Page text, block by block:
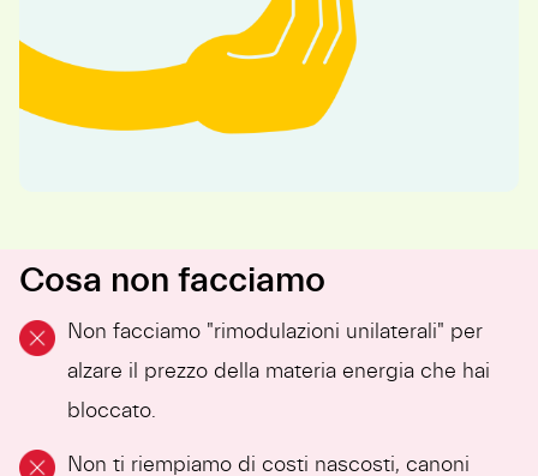
Cosa non facciamo
Non facciamo "rimodulazioni unilaterali" per
alzare il prezzo della materia energia che hai
bloccato.
Non ti riempiamo di costi nascosti, canoni